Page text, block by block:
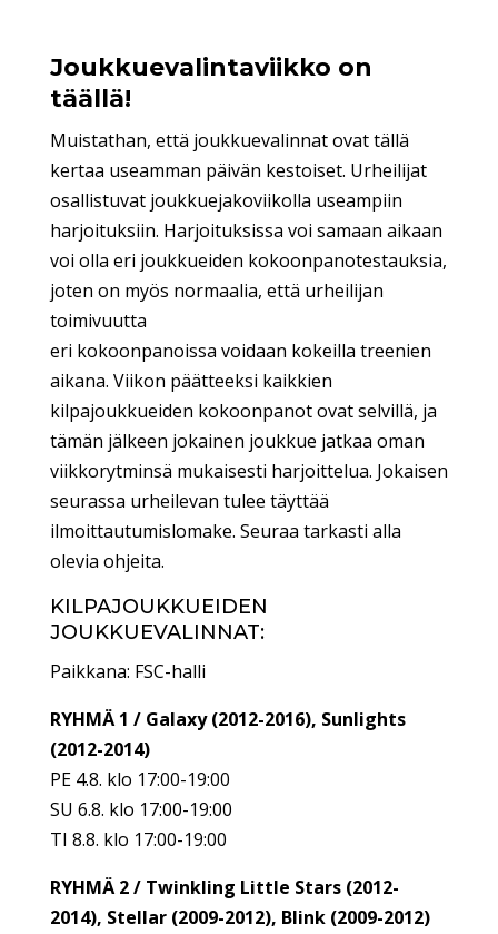
Joukkuevalintaviikko on
täällä!
Muistathan, että joukkuevalinnat ovat tällä
kertaa useamman päivän kestoiset. Urheilijat
osallistuvat joukkuejakoviikolla useampiin
harjoituksiin. Harjoituksissa voi samaan aikaan
voi olla eri joukkueiden kokoonpanotestauksia,
joten on myös normaalia, että urheilijan
toimivuutta
eri kokoonpanoissa voidaan kokeilla treenien
aikana. Viikon päätteeksi kaikkien
kilpajoukkueiden kokoonpanot ovat selvillä, ja
tämän jälkeen jokainen joukkue jatkaa oman
viikkorytminsä mukaisesti harjoittelua. Jokaisen
seurassa urheilevan tulee täyttää
ilmoittautumislomake. Seuraa tarkasti alla
olevia ohjeita.
KILPAJOUKKUEIDEN
JOUKKUEVALINNAT:
Paikkana: FSC-halli
RYHMÄ 1 / Galaxy (2012-2016), Sunlights
(2012-2014)
PE 4.8. klo 17:00-19:00
SU 6.8. klo 17:00-19:00
TI 8.8. klo 17:00-19:00
RYHMÄ 2 / Twinkling Little Stars (2012-
2014), Stellar (2009-2012), Blink (2009-2012)